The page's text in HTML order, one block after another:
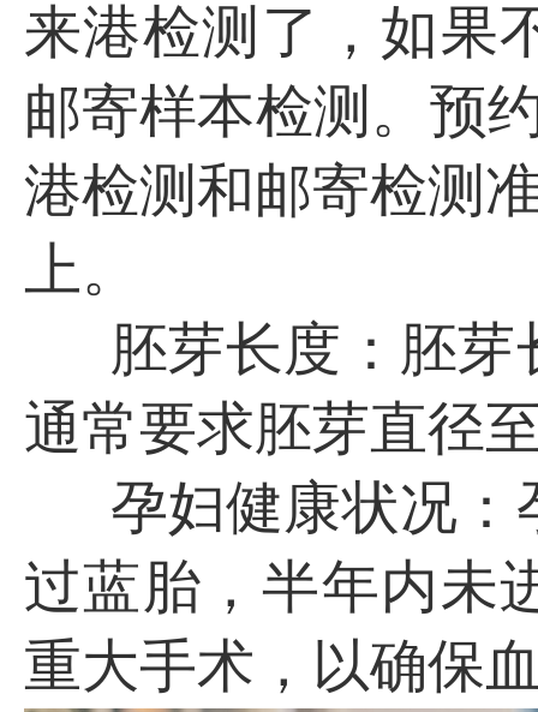
来港检测了，如果
邮寄样本检测。预
港检测和邮寄检测
上。
胚芽长度：胚
通常要求胚芽直径
孕妇健康状况
过蓝胎，半年内未
重大手术，以确保